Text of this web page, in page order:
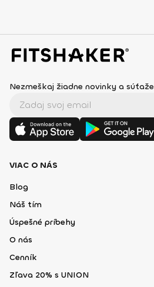
Nezmeškaj žiadne novinky a súťaže
VIAC O NÁS
Blog
Náš tím
Úspešné príbehy
O nás
Cenník
Zľava 20% s UNION